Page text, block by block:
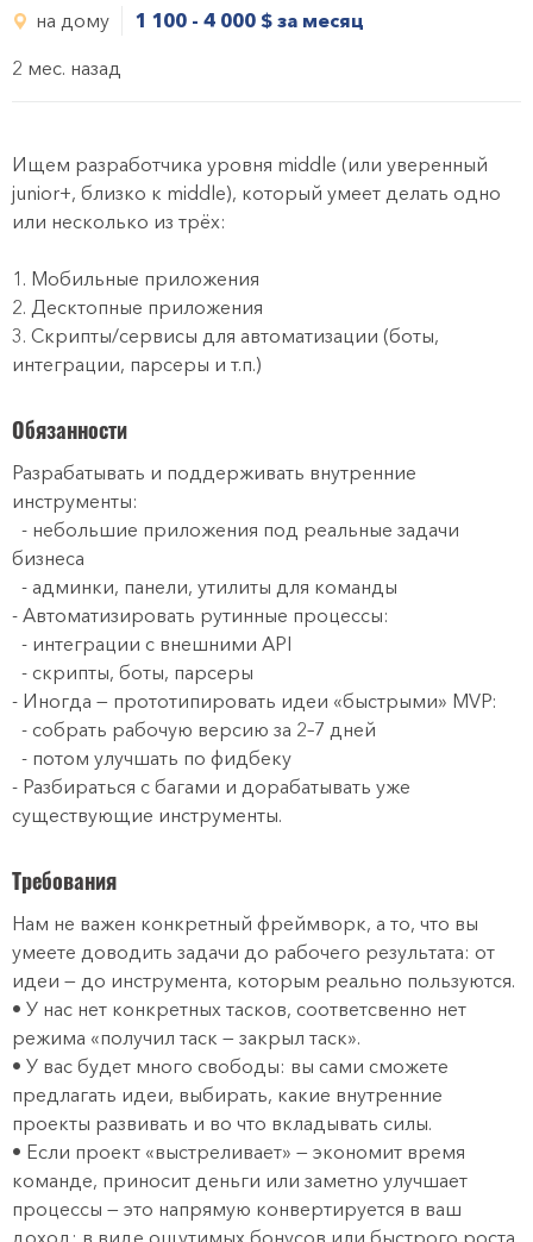
на дому 1 100 - 4 000 $ за месяц
2 мес. назад
Ищем разработчика уровня middle (или уверенный
junior+, близко к middle), который умеет делать одно
или несколько из трёх:
1. Мобильные приложения
2. Десктопные приложения
3. Скрипты/сервисы для автоматизации (боты,
интеграции, парсеры и т.п.)
Обязанности
Разрабатывать и поддерживать внутренние
инструменты:
- небольшие приложения под реальные задачи
бизнеса
- админки, панели, утилиты для команды
- Автоматизировать рутинные процессы:
- интеграции с внешними API
- скрипты, боты, парсеры
- Иногда — прототипировать идеи «быстрыми» MVP:
- собрать рабочую версию за 2–7 дней
- потом улучшать по фидбеку
- Разбираться с багами и дорабатывать уже
существующие инструменты.
Требования
Нам не важен конкретный фреймворк, а то, что вы
умеете доводить задачи до рабочего результата: от
идеи — до инструмента, которым реально пользуются.
• У нас нет конкретных тасков, соответсвенно нет
режима «получил таск — закрыл таск».
• У вас будет много свободы: вы сами сможете
предлагать идеи, выбирать, какие внутренние
проекты развивать и во что вкладывать силы.
• Если проект «выстреливает» — экономит время
команде, приносит деньги или заметно улучшает
процессы — это напрямую конвертируется в ваш
доход: в виде ощутимых бонусов или быстрого роста